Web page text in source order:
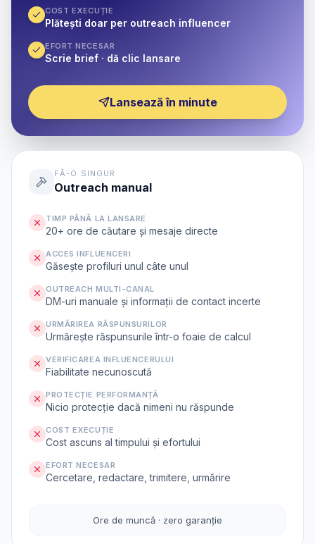
COST EXECUȚIE
Plătești doar per outreach influencer
EFORT NECESAR
Scrie brief · dă clic lansare
Lansează în minute
FĂ-O SINGUR
Outreach manual
TIMP PÂNĂ LA LANSARE
20+ ore de căutare și mesaje directe
ACCES INFLUENCERI
Găsește profiluri unul câte unul
OUTREACH MULTI-CANAL
DM-uri manuale și informații de contact incerte
URMĂRIREA RĂSPUNSURILOR
Urmărește răspunsurile într-o foaie de calcul
VERIFICAREA INFLUENCERULUI
Fiabilitate necunoscută
PROTECȚIE PERFORMANȚĂ
Nicio protecție dacă nimeni nu răspunde
COST EXECUȚIE
Cost ascuns al timpului și efortului
EFORT NECESAR
Cercetare, redactare, trimitere, urmărire
Ore de muncă · zero garanție